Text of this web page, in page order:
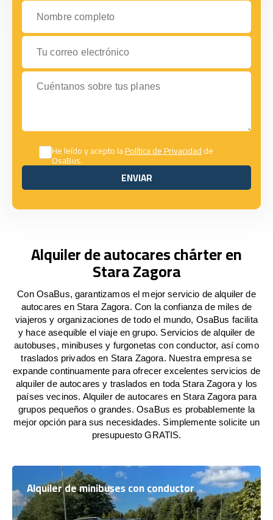
Nombre completo
Tu correo electrónico
Cuéntanos sobre tus planes
He leído y acepto laPolítica de Privacidadde
OsaBus.
ENVIAR
ENVIAR
Alquiler de autocares chárter en
Stara Zagora
Con OsaBus, garantizamos el mejor servicio de alquiler de
autocares en Stara Zagora. Con la confianza de miles de
viajeros y organizaciones de todo el mundo, OsaBus facilita
y hace asequible el viaje en grupo. Servicios de alquiler de
autobuses, minibuses y furgonetas con conductor, así como
traslados privados en Stara Zagora. Nuestra empresa se
expande continuamente para ofrecer excelentes servicios de
alquiler de autocares y traslados en toda Stara Zagora y los
países vecinos. Alquiler de autocares en Stara Zagora para
grupos pequeños o grandes. OsaBus es probablemente la
mejor opción para sus necesidades. Simplemente solicite un
presupuesto GRATIS.
Alquiler de minibuses con conductor